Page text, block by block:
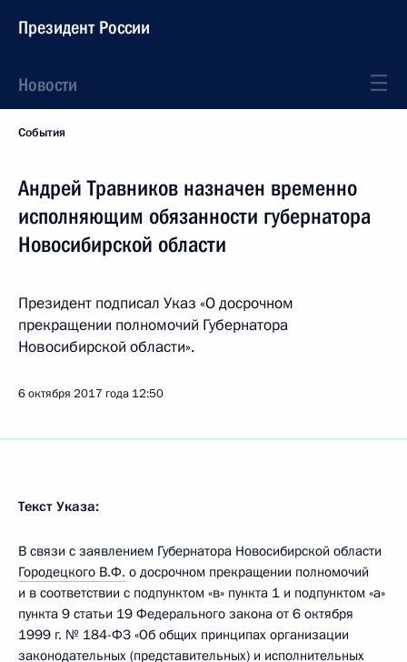
Президент России
Новости
События
Андрей Травников назначен временно
исполняющим обязанности губернатора
Новосибирской области
Президент подписал Указ «О досрочном
прекращении полномочий Губернатора
Новосибирской области».
6 октября 2017 года 12:50
Текст Указа:
В связи с заявлением Губернатора Новосибирской области
Городецкого В.Ф. о досрочном прекращении полномочий
и в соответствии с подпунктом «в» пункта 1 и подпунктом «а»
пункта 9 статьи 19 Федерального закона от 6 октября
1999 г. № 184-ФЗ «Об общих принципах организации
законодательных (представительных) и исполнительных